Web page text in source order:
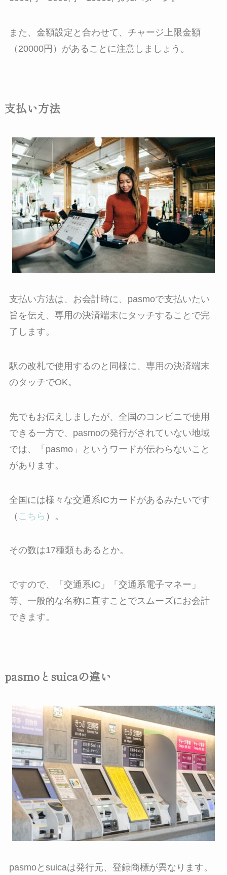
また、金額設定と合わせて、チャージ上限金額
（20000円）があることに注意しましょう。
支払い方法
支払い方法は、お会計時に、pasmoで支払いたい
旨を伝え、専用の決済端末にタッチすることで完
了します。
駅の改札で使用するのと同様に、専用の決済端末
のタッチでOK。
先でもお伝えしましたが、全国のコンビニで使用
できる一方で、pasmoの発行がされていない地域
では、「pasmo」というワードが伝わらないこと
があります。
全国には様々な交通系ICカードがあるみたいです
（ こちら ）。
その数は17種類もあるとか。
ですので、「交通系IC」「交通系電子マネー」
等、一般的な名称に直すことでスムーズにお会計
できます。
pasmoとsuicaの違い
pasmoとsuicaは発行元、登録商標が異なります。